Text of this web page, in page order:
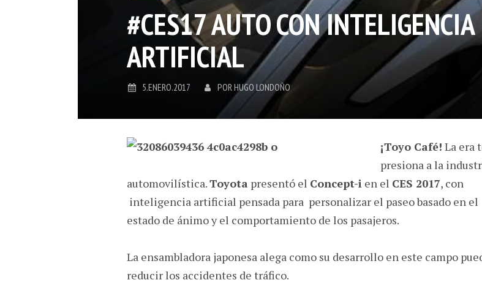
#CES17 AUTO CON INTELIGENCIA
ARTIFICIAL
5.ENERO.2017 POR HUGO LONDOÑO
¡Toyo Café! La era
presiona a la
automovilística.Toyota presentó el Concept-i en el CES 2017, con
inteligencia artificial pensada para personalizar el paseo basado en el
estado de ánimo y el comportamiento de los pasajeros.
La ensambladora japonesa alega como su desarrollo en este campo
reducir los accidentes de tráfico.